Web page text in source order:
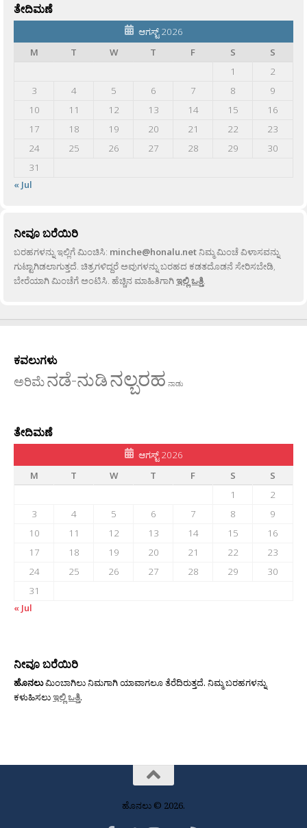
ತೇದಿಮಣೆ
ಆಗಸ್ಟ್ 2026
M
T W T F S
S
1
2
3
4 5 6 7 8
9
10
11 12 13 14 15
16
17
18 19 20 21 22
23
24
25 26 27 28 29
30
31
« Jul
ನೀವೂ ಬರೆಯಿರಿ
ಬರಹಗಳನ್ನು ಇಲ್ಲಿಗೆ ಮಿಂಚಿಸಿ: minche@honalu.netನಿಮ್ಮ ಮಿಂಚೆ ವಿಳಾಸವನ್ನು
ಗುಟ್ಟಾಗಿಡಲಾಗುತ್ತದೆ. ಚಿತ್ರಗಳಿದ್ದರೆ ಅವುಗಳನ್ನು ಬರಹದ ಕಡತದೊಡನೆ ಸೇರಿಸಬೇಡಿ,
ಬೇರೆಯಾಗಿ ಮಿಂಚೆಗೆ ಅಂಟಿಸಿ. ಹೆಚ್ಚಿನ ಮಾಹಿತಿಗಾಗಿಇಲ್ಲಿ ಒತ್ತಿ.
ಕವಲುಗಳು
ಅರಿಮೆನಡೆ-ನುಡಿನಲ್ಬರಹ ನಾಡು
ತೇದಿಮಣೆ
ಆಗಸ್ಟ್ 2026
M
T W T F S
S
1
2
3
4 5 6 7 8
9
10
11 12 13 14 15
16
17
18 19 20 21 22
23
24
25 26 27 28 29
30
31
« Jul
ನೀವೂ ಬರೆಯಿರಿ
ಹೊನಲುಮಿಂಬಾಗಿಲು ನಿಮಗಾಗಿ ಯಾವಾಗಲೂ ತೆರೆದಿರುತ್ತದೆ. ನಿಮ್ಮ ಬರಹಗಳನ್ನು
ಕಳುಹಿಸಲುಇಲ್ಲಿ ಒತ್ತಿ.
ಹೊನಲು © 2026.